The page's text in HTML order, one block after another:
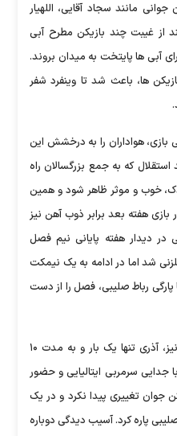
مانند سجاد آقایی، اللهیار
از غیبت چند بازیکن مطرح آبی
آبی ها پایتخت به میدان بروند.
ها، باعث شد تا وینفرد شفر
بازی، هواداران را به درخشش این
استقلال که به جمع بزرگسالان راه
خوب و موثر ظاهر شود و همین
هفته بعد برابر ذوب آهن نیز
دیدار هفته پایانی نیم فصل
شد اما در ادامه به یک نیمکت
رباط صلیبی، فصل را از دست
فصل بعد و با حضور استراماچونی نیز، آذری تنها یک بار و به مدت ۱۰
جدایی سرمربی ایتالیایی و حضور
جوان تغییری پیدا نکرد و در یک
صلیبی پاره کرد. آسیب دیدگی دوباره